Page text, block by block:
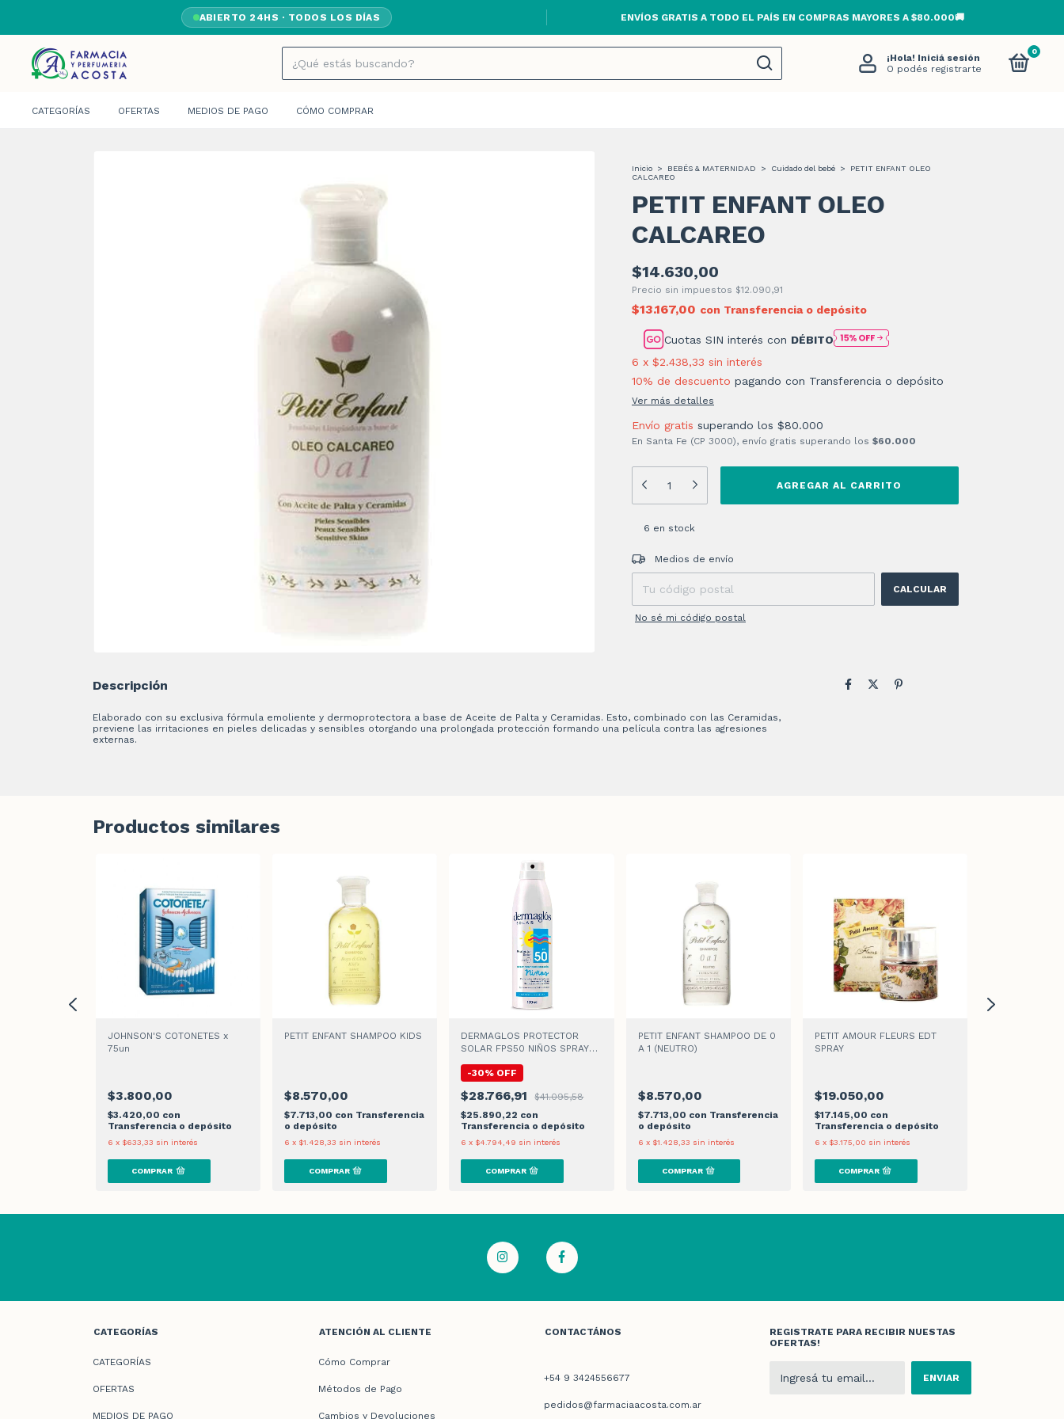
ABIERTO 24HS · TODOS LOS DÍAS ENVÍOS GRATIS A TODO EL PAÍS EN COMPRAS MAYORES A $80.000🚚
¡Hola! Iniciá sesión
O podés registrarte
0
CATEGORÍAS OFERTAS MEDIOS DE PAGO CÓMO COMPRAR
Inicio > BEBÉS & MATERNIDAD > Cuidado del bebé >
PETIT ENFANT OLEO
CALCAREO
PETIT ENFANT OLEO
CALCAREO
$14.630,00
Precio sin impuestos $12.090,91
$13.167,00 con Transferencia o depósito
Cuotas SIN interés con DÉBITO
6 x $2.438,33 sin interés
10% de descuento pagando con Transferencia o depósito
Ver más detalles
Envío gratis superando los $80.000
En Santa Fe (CP 3000), envío gratis superando los $60.000
6 en stock
Entregas para el CP:
Medios de envío
CALCULAR
No sé mi código postal
Descripción
Elaborado con su exclusiva fórmula emoliente y dermoprotectora a base de Aceite de Palta y Ceramidas. Esto, combinado con las Ceramidas,
previene las irritaciones en pieles delicadas y sensibles otorgando una prolongada protección formando una película contra las agresiones
externas.
Productos similares
JOHNSON'S COTONETES x
75un
$3.800,00
$3.420,00 con
Transferencia o depósito
6 x $633,33 sin interés
PETIT ENFANT SHAMPOO KIDS
$8.570,00
$7.713,00 con Transferencia
o depósito
6 x $1.428,33 sin interés
DERMAGLOS PROTECTOR
SOLAR FPS50 NIÑOS SPRAY
-30% OFF
$28.766,91
$41.095,58
$25.890,22 con
Transferencia o depósito
6 x $4.794,49 sin interés
PETIT ENFANT SHAMPOO DE 0
A 1 (NEUTRO)
$8.570,00
$7.713,00 con Transferencia
o depósito
6 x $1.428,33 sin interés
PETIT AMOUR FLEURS EDT
SPRAY
$19.050,00
$17.145,00 con
Transferencia o depósito
6 x $3.175,00 sin interés
CATEGORÍAS
CATEGORÍAS
OFERTAS
MEDIOS DE PAGO
ATENCIÓN AL CLIENTE
Cómo Comprar
Métodos de Pago
Cambios y Devoluciones
CONTACTÁNOS
+54 9 3424556677
pedidos@farmaciaacosta.com.ar
REGISTRATE PARA RECIBIR NUESTAS
OFERTAS!